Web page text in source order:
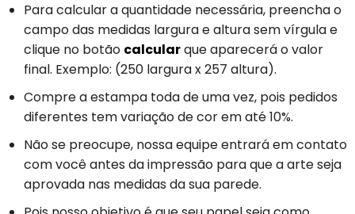
Para calcular a quantidade necessária, preencha o
campo das medidas largura e altura sem vírgula e
clique no botão calcularque aparecerá o valor
final. Exemplo: (250 largura x 257 altura).
Compre a estampa toda de uma vez, pois pedidos
diferentes tem variação de cor em até 10%.
Não se preocupe, nossa equipe entrará em contato
com você antes da impressão para que a arte seja
aprovada nas medidas da sua parede.